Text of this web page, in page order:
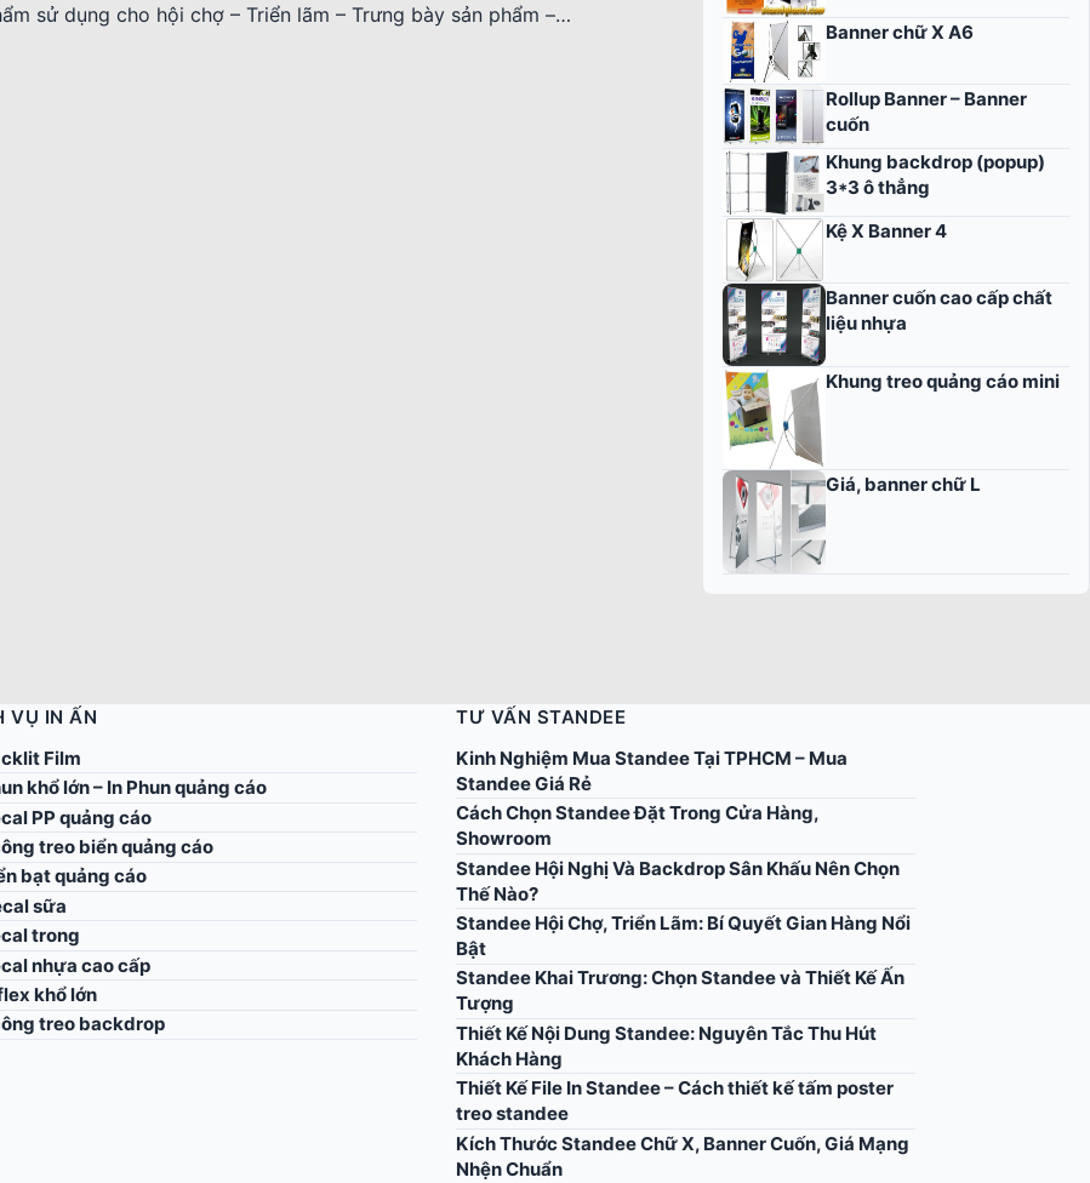
sử dụng cho hội chợ – Triển lãm – Trưng bày sản phẩm –…
Banner chữ X A6
Rollup Banner – Banner
cuốn
Khung backdrop (popup)
3*3 ô thẳng
Kệ X Banner 4
Banner cuốn cao cấp chất
liệu nhựa
Khung treo quảng cáo mini
Giá, banner chữ L
VỤ IN ẤN
Film
khổ lớn – In Phun quảng cáo
PP quảng cáo
treo biển quảng cáo
bạt quảng cáo
sữa
trong
nhựa cao cấp
khổ lớn
treo backdrop
TƯ VẤN STANDEE
Kinh Nghiệm Mua Standee Tại TPHCM – Mua
Standee Giá Rẻ
Cách Chọn Standee Đặt Trong Cửa Hàng,
Showroom
Standee Hội Nghị Và Backdrop Sân Khấu Nên Chọn
Thế Nào?
Standee Hội Chợ, Triển Lãm: Bí Quyết Gian Hàng Nổi
Bật
Standee Khai Trương: Chọn Standee và Thiết Kế Ấn
Tượng
Thiết Kế Nội Dung Standee: Nguyên Tắc Thu Hút
Khách Hàng
Thiết Kế File In Standee – Cách thiết kế tấm poster
treo standee
Kích Thước Standee Chữ X, Banner Cuốn, Giá Mạng
Nhện Chuẩn